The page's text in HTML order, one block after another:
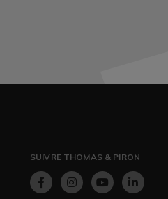
SUIVRE THOMAS & PIRON